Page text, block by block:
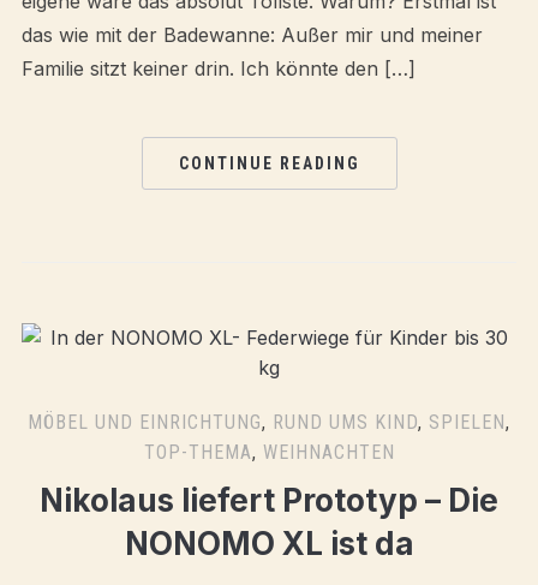
das wie mit der Badewanne: Außer mir und meiner
Familie sitzt keiner drin. Ich könnte den […]
CONTINUE READING
MÖBEL UND EINRICHTUNG, RUND UMS KIND, SPIELEN,
TOP-THEMA, WEIHNACHTEN
Nikolaus liefert Prototyp – Die
NONOMO XL ist da